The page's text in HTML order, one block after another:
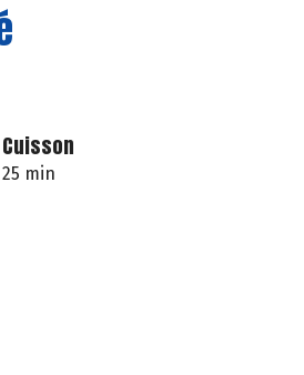
Cuisson
25 min